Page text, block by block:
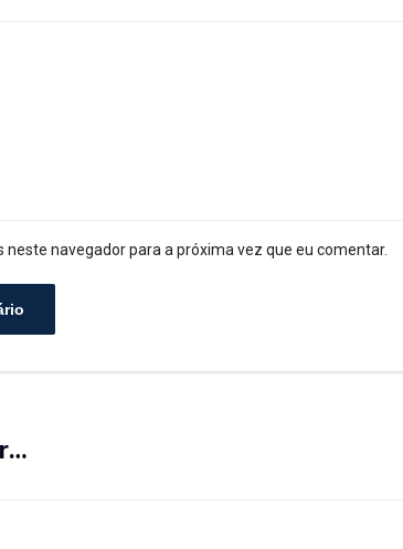
neste navegador para a próxima vez que eu comentar.